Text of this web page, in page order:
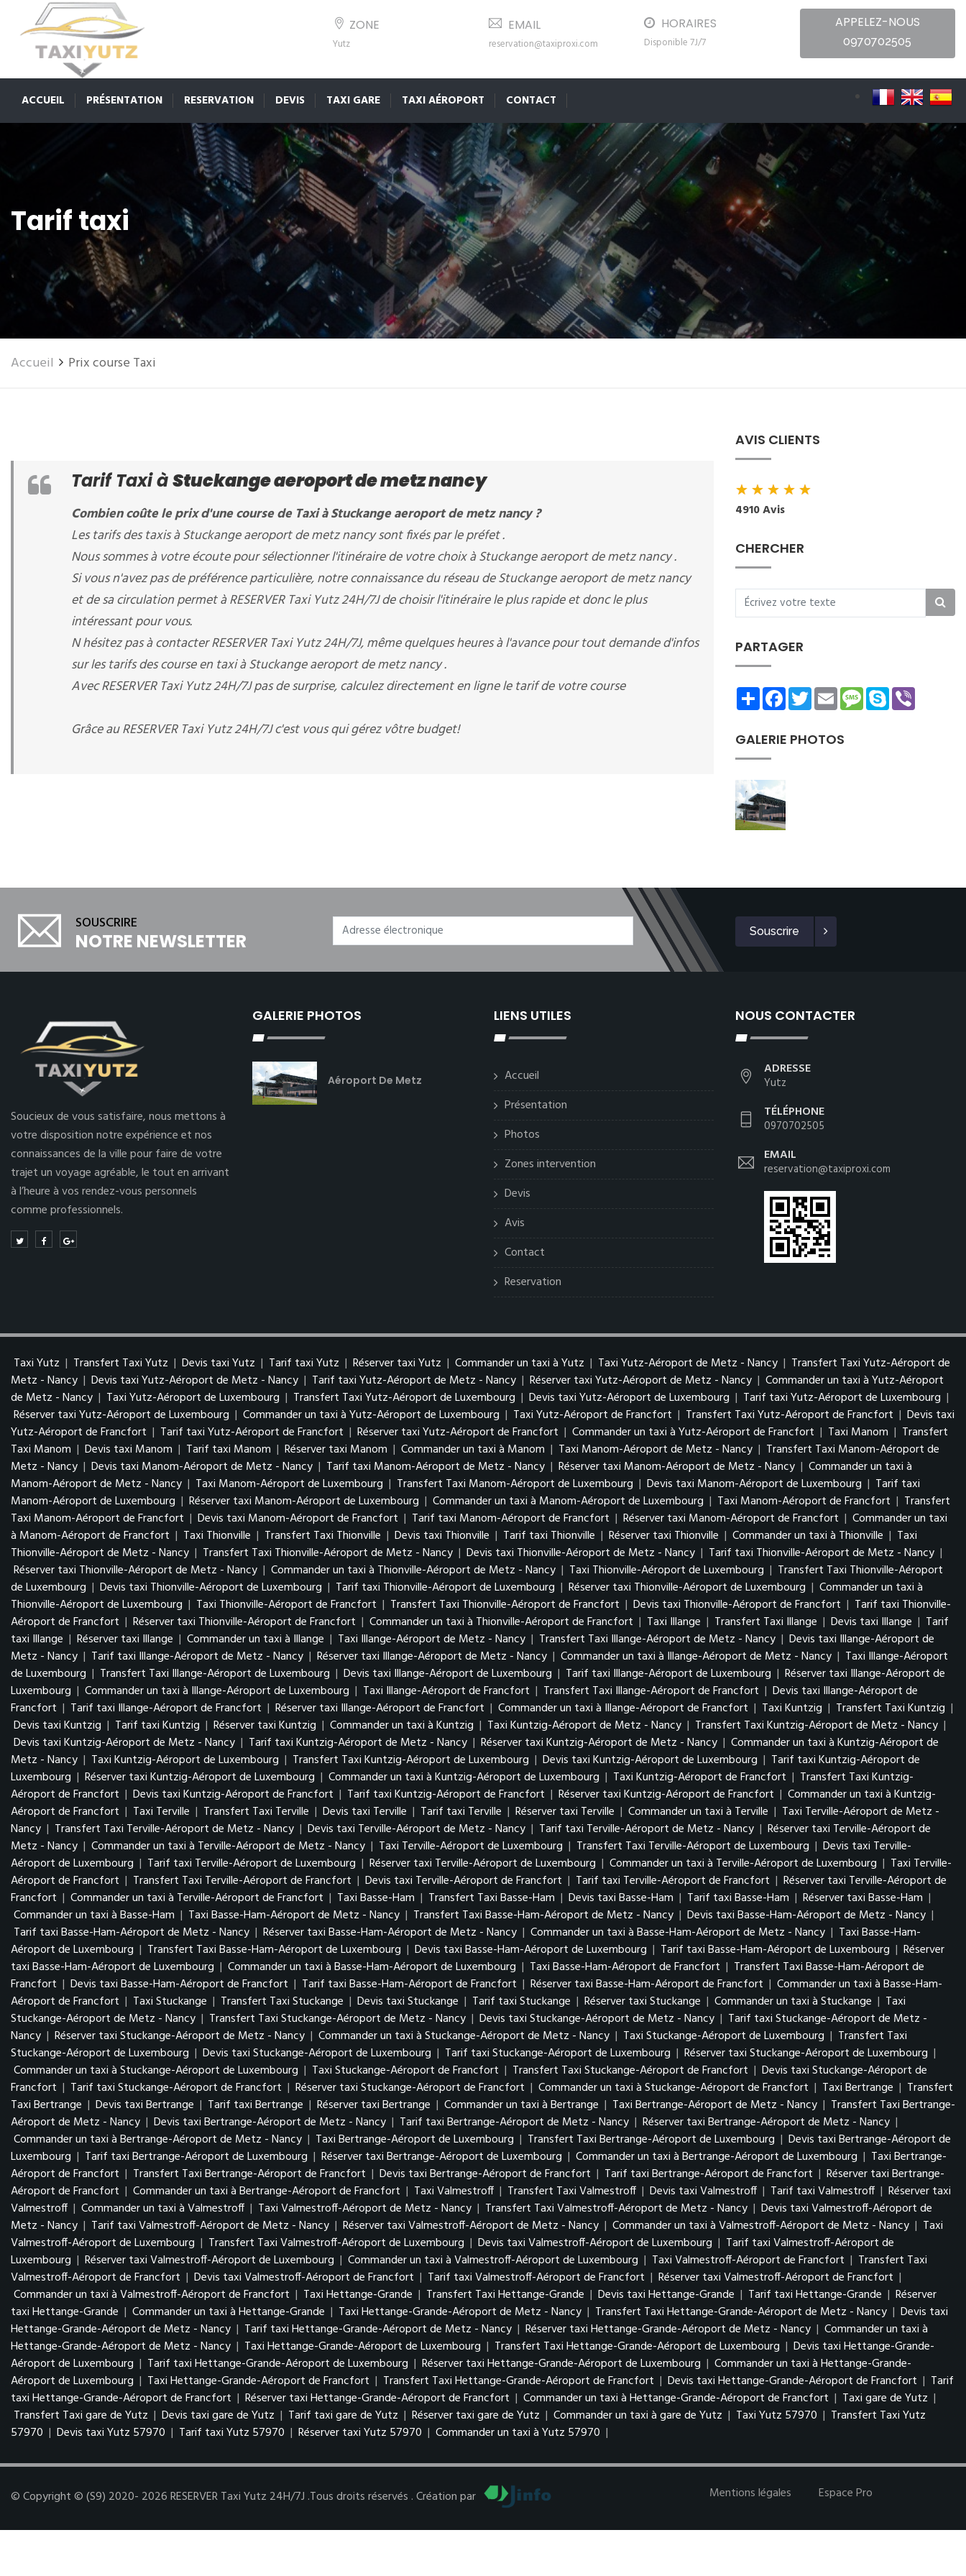
ZONE
Yutz
EMAIL
reservation@taxiproxi.com
HORAIRES
Disponible 7J/7
APPELEZ-NOUS
0970702505
ACCUEIL PRÉSENTATION RESERVATION DEVIS TAXI GARE TAXI AÉROPORT CONTACT
Tarif taxi
Accueil Prix course Taxi
Tarif Taxi àStuckange aeroport de metz nancy
Combien coûte le prix d'une course de Taxi à Stuckange aeroport de metz nancy ?
Les tarifs des taxis à Stuckange aeroport de metz nancy sont fixés par le préfet .
Nous sommes à votre écoute pour sélectionner l'itinéraire de votre choix à Stuckange aeroport de metz nancy .
Si vous n'avez pas de préférence particulière, notre connaissance du réseau de Stuckange aeroport de metz nancy
et de sa circulation permet à RESERVER Taxi Yutz 24H/7J de choisir l'itinéraire le plus rapide et donc le plus
intéressant pour vous.
N hésitez pas à contacter RESERVER Taxi Yutz 24H/7J, même quelques heures à l'avance pour tout demande d'infos
sur les tarifs des course en taxi à Stuckange aeroport de metz nancy .
Avec RESERVER Taxi Yutz 24H/7J pas de surprise, calculez directement en ligne le tarif de votre course
Grâce au RESERVER Taxi Yutz 24H/7J c'est vous qui gérez vôtre budget!
AVIS CLIENTS
★★★★★
4910 Avis
CHERCHER
PARTAGER
ShareFacebookTwitterEmailMessage
Skype
GALERIE PHOTOS
SOUSCRIRE
NOTRE NEWSLETTER Souscrire
Soucieux de vous satisfaire, nous mettons à
votre disposition notre expérience et nos
connaissances de la ville pour faire de votre
trajet un voyage agréable, le tout en arrivant
à l’heure à vos rendez-vous personnels
comme professionnels.
GALERIE PHOTOS
Aéroport De Metz
LIENS UTILES
Accueil
Présentation
Photos
Zones intervention
Devis
Avis
Contact
Reservation
NOUS CONTACTER
ADRESSE
Yutz
TÉLÉPHONE
0970702505
EMAIL
reservation@taxiproxi.com
Taxi Yutz | Transfert Taxi Yutz | Devis taxi Yutz | Tarif taxi Yutz | Réserver taxi Yutz | Commander un taxi à Yutz | Taxi Yutz-Aéroport de Metz - Nancy | Transfert Taxi Yutz-Aéroport de
Metz - Nancy | Devis taxi Yutz-Aéroport de Metz - Nancy | Tarif taxi Yutz-Aéroport de Metz - Nancy | Réserver taxi Yutz-Aéroport de Metz - Nancy | Commander un taxi à Yutz-Aéroport
de Metz - Nancy | Taxi Yutz-Aéroport de Luxembourg | Transfert Taxi Yutz-Aéroport de Luxembourg | Devis taxi Yutz-Aéroport de Luxembourg | Tarif taxi Yutz-Aéroport de Luxembourg |
Réserver taxi Yutz-Aéroport de Luxembourg | Commander un taxi à Yutz-Aéroport de Luxembourg | Taxi Yutz-Aéroport de Francfort | Transfert Taxi Yutz-Aéroport de Francfort | Devis taxi
Yutz-Aéroport de Francfort | Tarif taxi Yutz-Aéroport de Francfort | Réserver taxi Yutz-Aéroport de Francfort | Commander un taxi à Yutz-Aéroport de Francfort | Taxi Manom | Transfert
Taxi Manom | Devis taxi Manom | Tarif taxi Manom | Réserver taxi Manom | Commander un taxi à Manom | Taxi Manom-Aéroport de Metz - Nancy | Transfert Taxi Manom-Aéroport de
Metz - Nancy | Devis taxi Manom-Aéroport de Metz - Nancy | Tarif taxi Manom-Aéroport de Metz - Nancy | Réserver taxi Manom-Aéroport de Metz - Nancy | Commander un taxi à
Manom-Aéroport de Metz - Nancy | Taxi Manom-Aéroport de Luxembourg | Transfert Taxi Manom-Aéroport de Luxembourg | Devis taxi Manom-Aéroport de Luxembourg | Tarif taxi
Manom-Aéroport de Luxembourg | Réserver taxi Manom-Aéroport de Luxembourg | Commander un taxi à Manom-Aéroport de Luxembourg | Taxi Manom-Aéroport de Francfort | Transfert
Taxi Manom-Aéroport de Francfort | Devis taxi Manom-Aéroport de Francfort | Tarif taxi Manom-Aéroport de Francfort | Réserver taxi Manom-Aéroport de Francfort | Commander un taxi
à Manom-Aéroport de Francfort | Taxi Thionville | Transfert Taxi Thionville | Devis taxi Thionville | Tarif taxi Thionville | Réserver taxi Thionville | Commander un taxi à Thionville | Taxi
Thionville-Aéroport de Metz - Nancy | Transfert Taxi Thionville-Aéroport de Metz - Nancy | Devis taxi Thionville-Aéroport de Metz - Nancy | Tarif taxi Thionville-Aéroport de Metz - Nancy |
Réserver taxi Thionville-Aéroport de Metz - Nancy | Commander un taxi à Thionville-Aéroport de Metz - Nancy | Taxi Thionville-Aéroport de Luxembourg | Transfert Taxi Thionville-Aéroport
de Luxembourg | Devis taxi Thionville-Aéroport de Luxembourg | Tarif taxi Thionville-Aéroport de Luxembourg | Réserver taxi Thionville-Aéroport de Luxembourg | Commander un taxi à
Thionville-Aéroport de Luxembourg | Taxi Thionville-Aéroport de Francfort | Transfert Taxi Thionville-Aéroport de Francfort | Devis taxi Thionville-Aéroport de Francfort | Tarif taxi Thionville-
Aéroport de Francfort | Réserver taxi Thionville-Aéroport de Francfort | Commander un taxi à Thionville-Aéroport de Francfort | Taxi Illange | Transfert Taxi Illange | Devis taxi Illange | Tarif
taxi Illange | Réserver taxi Illange | Commander un taxi à Illange | Taxi Illange-Aéroport de Metz - Nancy | Transfert Taxi Illange-Aéroport de Metz - Nancy | Devis taxi Illange-Aéroport de
Metz - Nancy | Tarif taxi Illange-Aéroport de Metz - Nancy | Réserver taxi Illange-Aéroport de Metz - Nancy | Commander un taxi à Illange-Aéroport de Metz - Nancy | Taxi Illange-Aéroport
de Luxembourg | Transfert Taxi Illange-Aéroport de Luxembourg | Devis taxi Illange-Aéroport de Luxembourg | Tarif taxi Illange-Aéroport de Luxembourg | Réserver taxi Illange-Aéroport de
Luxembourg | Commander un taxi à Illange-Aéroport de Luxembourg | Taxi Illange-Aéroport de Francfort | Transfert Taxi Illange-Aéroport de Francfort | Devis taxi Illange-Aéroport de
Francfort | Tarif taxi Illange-Aéroport de Francfort | Réserver taxi Illange-Aéroport de Francfort | Commander un taxi à Illange-Aéroport de Francfort | Taxi Kuntzig | Transfert Taxi Kuntzig |
Devis taxi Kuntzig | Tarif taxi Kuntzig | Réserver taxi Kuntzig | Commander un taxi à Kuntzig | Taxi Kuntzig-Aéroport de Metz - Nancy | Transfert Taxi Kuntzig-Aéroport de Metz - Nancy |
Devis taxi Kuntzig-Aéroport de Metz - Nancy | Tarif taxi Kuntzig-Aéroport de Metz - Nancy | Réserver taxi Kuntzig-Aéroport de Metz - Nancy | Commander un taxi à Kuntzig-Aéroport de
Metz - Nancy | Taxi Kuntzig-Aéroport de Luxembourg | Transfert Taxi Kuntzig-Aéroport de Luxembourg | Devis taxi Kuntzig-Aéroport de Luxembourg | Tarif taxi Kuntzig-Aéroport de
Luxembourg | Réserver taxi Kuntzig-Aéroport de Luxembourg | Commander un taxi à Kuntzig-Aéroport de Luxembourg | Taxi Kuntzig-Aéroport de Francfort | Transfert Taxi Kuntzig-
Aéroport de Francfort | Devis taxi Kuntzig-Aéroport de Francfort | Tarif taxi Kuntzig-Aéroport de Francfort | Réserver taxi Kuntzig-Aéroport de Francfort | Commander un taxi à Kuntzig-
Aéroport de Francfort | Taxi Terville | Transfert Taxi Terville | Devis taxi Terville | Tarif taxi Terville | Réserver taxi Terville | Commander un taxi à Terville | Taxi Terville-Aéroport de Metz -
Nancy | Transfert Taxi Terville-Aéroport de Metz - Nancy | Devis taxi Terville-Aéroport de Metz - Nancy | Tarif taxi Terville-Aéroport de Metz - Nancy | Réserver taxi Terville-Aéroport de
Metz - Nancy | Commander un taxi à Terville-Aéroport de Metz - Nancy | Taxi Terville-Aéroport de Luxembourg | Transfert Taxi Terville-Aéroport de Luxembourg | Devis taxi Terville-
Aéroport de Luxembourg | Tarif taxi Terville-Aéroport de Luxembourg | Réserver taxi Terville-Aéroport de Luxembourg | Commander un taxi à Terville-Aéroport de Luxembourg | Taxi Terville-
Aéroport de Francfort | Transfert Taxi Terville-Aéroport de Francfort | Devis taxi Terville-Aéroport de Francfort | Tarif taxi Terville-Aéroport de Francfort | Réserver taxi Terville-Aéroport de
Francfort | Commander un taxi à Terville-Aéroport de Francfort | Taxi Basse-Ham | Transfert Taxi Basse-Ham | Devis taxi Basse-Ham | Tarif taxi Basse-Ham | Réserver taxi Basse-Ham |
Commander un taxi à Basse-Ham | Taxi Basse-Ham-Aéroport de Metz - Nancy | Transfert Taxi Basse-Ham-Aéroport de Metz - Nancy | Devis taxi Basse-Ham-Aéroport de Metz - Nancy |
Tarif taxi Basse-Ham-Aéroport de Metz - Nancy | Réserver taxi Basse-Ham-Aéroport de Metz - Nancy | Commander un taxi à Basse-Ham-Aéroport de Metz - Nancy | Taxi Basse-Ham-
Aéroport de Luxembourg | Transfert Taxi Basse-Ham-Aéroport de Luxembourg | Devis taxi Basse-Ham-Aéroport de Luxembourg | Tarif taxi Basse-Ham-Aéroport de Luxembourg | Réserver
taxi Basse-Ham-Aéroport de Luxembourg | Commander un taxi à Basse-Ham-Aéroport de Luxembourg | Taxi Basse-Ham-Aéroport de Francfort | Transfert Taxi Basse-Ham-Aéroport de
Francfort | Devis taxi Basse-Ham-Aéroport de Francfort | Tarif taxi Basse-Ham-Aéroport de Francfort | Réserver taxi Basse-Ham-Aéroport de Francfort | Commander un taxi à Basse-Ham-
Aéroport de Francfort | Taxi Stuckange | Transfert Taxi Stuckange | Devis taxi Stuckange | Tarif taxi Stuckange | Réserver taxi Stuckange | Commander un taxi à Stuckange | Taxi
Stuckange-Aéroport de Metz - Nancy | Transfert Taxi Stuckange-Aéroport de Metz - Nancy | Devis taxi Stuckange-Aéroport de Metz - Nancy | Tarif taxi Stuckange-Aéroport de Metz -
Nancy | Réserver taxi Stuckange-Aéroport de Metz - Nancy | Commander un taxi à Stuckange-Aéroport de Metz - Nancy | Taxi Stuckange-Aéroport de Luxembourg | Transfert Taxi
Stuckange-Aéroport de Luxembourg | Devis taxi Stuckange-Aéroport de Luxembourg | Tarif taxi Stuckange-Aéroport de Luxembourg | Réserver taxi Stuckange-Aéroport de Luxembourg |
Commander un taxi à Stuckange-Aéroport de Luxembourg | Taxi Stuckange-Aéroport de Francfort | Transfert Taxi Stuckange-Aéroport de Francfort | Devis taxi Stuckange-Aéroport de
Francfort | Tarif taxi Stuckange-Aéroport de Francfort | Réserver taxi Stuckange-Aéroport de Francfort | Commander un taxi à Stuckange-Aéroport de Francfort | Taxi Bertrange | Transfert
Taxi Bertrange | Devis taxi Bertrange | Tarif taxi Bertrange | Réserver taxi Bertrange | Commander un taxi à Bertrange | Taxi Bertrange-Aéroport de Metz - Nancy | Transfert Taxi Bertrange-
Aéroport de Metz - Nancy | Devis taxi Bertrange-Aéroport de Metz - Nancy | Tarif taxi Bertrange-Aéroport de Metz - Nancy | Réserver taxi Bertrange-Aéroport de Metz - Nancy |
Commander un taxi à Bertrange-Aéroport de Metz - Nancy | Taxi Bertrange-Aéroport de Luxembourg | Transfert Taxi Bertrange-Aéroport de Luxembourg | Devis taxi Bertrange-Aéroport de
Luxembourg | Tarif taxi Bertrange-Aéroport de Luxembourg | Réserver taxi Bertrange-Aéroport de Luxembourg | Commander un taxi à Bertrange-Aéroport de Luxembourg | Taxi Bertrange-
Aéroport de Francfort | Transfert Taxi Bertrange-Aéroport de Francfort | Devis taxi Bertrange-Aéroport de Francfort | Tarif taxi Bertrange-Aéroport de Francfort | Réserver taxi Bertrange-
Aéroport de Francfort | Commander un taxi à Bertrange-Aéroport de Francfort | Taxi Valmestroff | Transfert Taxi Valmestroff | Devis taxi Valmestroff | Tarif taxi Valmestroff | Réserver taxi
Valmestroff | Commander un taxi à Valmestroff | Taxi Valmestroff-Aéroport de Metz - Nancy | Transfert Taxi Valmestroff-Aéroport de Metz - Nancy | Devis taxi Valmestroff-Aéroport de
Metz - Nancy | Tarif taxi Valmestroff-Aéroport de Metz - Nancy | Réserver taxi Valmestroff-Aéroport de Metz - Nancy | Commander un taxi à Valmestroff-Aéroport de Metz - Nancy | Taxi
Valmestroff-Aéroport de Luxembourg | Transfert Taxi Valmestroff-Aéroport de Luxembourg | Devis taxi Valmestroff-Aéroport de Luxembourg | Tarif taxi Valmestroff-Aéroport de
Luxembourg | Réserver taxi Valmestroff-Aéroport de Luxembourg | Commander un taxi à Valmestroff-Aéroport de Luxembourg | Taxi Valmestroff-Aéroport de Francfort | Transfert Taxi
Valmestroff-Aéroport de Francfort | Devis taxi Valmestroff-Aéroport de Francfort | Tarif taxi Valmestroff-Aéroport de Francfort | Réserver taxi Valmestroff-Aéroport de Francfort |
Commander un taxi à Valmestroff-Aéroport de Francfort | Taxi Hettange-Grande | Transfert Taxi Hettange-Grande | Devis taxi Hettange-Grande | Tarif taxi Hettange-Grande | Réserver
taxi Hettange-Grande | Commander un taxi à Hettange-Grande | Taxi Hettange-Grande-Aéroport de Metz - Nancy | Transfert Taxi Hettange-Grande-Aéroport de Metz - Nancy | Devis taxi
Hettange-Grande-Aéroport de Metz - Nancy | Tarif taxi Hettange-Grande-Aéroport de Metz - Nancy | Réserver taxi Hettange-Grande-Aéroport de Metz - Nancy | Commander un taxi à
Hettange-Grande-Aéroport de Metz - Nancy | Taxi Hettange-Grande-Aéroport de Luxembourg | Transfert Taxi Hettange-Grande-Aéroport de Luxembourg | Devis taxi Hettange-Grande-
Aéroport de Luxembourg | Tarif taxi Hettange-Grande-Aéroport de Luxembourg | Réserver taxi Hettange-Grande-Aéroport de Luxembourg | Commander un taxi à Hettange-Grande-
Aéroport de Luxembourg | Taxi Hettange-Grande-Aéroport de Francfort | Transfert Taxi Hettange-Grande-Aéroport de Francfort | Devis taxi Hettange-Grande-Aéroport de Francfort | Tarif
taxi Hettange-Grande-Aéroport de Francfort | Réserver taxi Hettange-Grande-Aéroport de Francfort | Commander un taxi à Hettange-Grande-Aéroport de Francfort | Taxi gare de Yutz |
Transfert Taxi gare de Yutz | Devis taxi gare de Yutz | Tarif taxi gare de Yutz | Réserver taxi gare de Yutz | Commander un taxi à gare de Yutz | Taxi Yutz 57970 | Transfert Taxi Yutz
57970 | Devis taxi Yutz 57970 | Tarif taxi Yutz 57970 | Réserver taxi Yutz 57970 | Commander un taxi à Yutz 57970 |
© Copyright © (S9) 2020- 2026 RESERVER Taxi Yutz 24H/7J .Tous droits réservés . Création par Mentions légales Espace Pro